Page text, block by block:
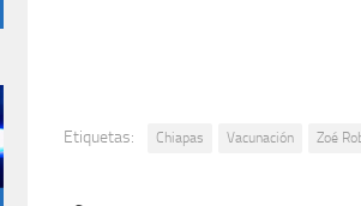
Etiquetas: Chiapas Vacunación Zoé